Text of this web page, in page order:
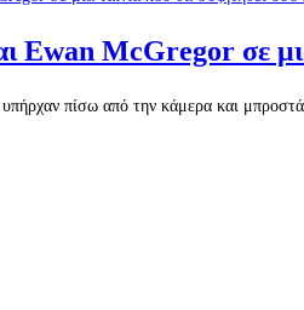
Ewan McGregor σε
πίσω από την κάμερα και